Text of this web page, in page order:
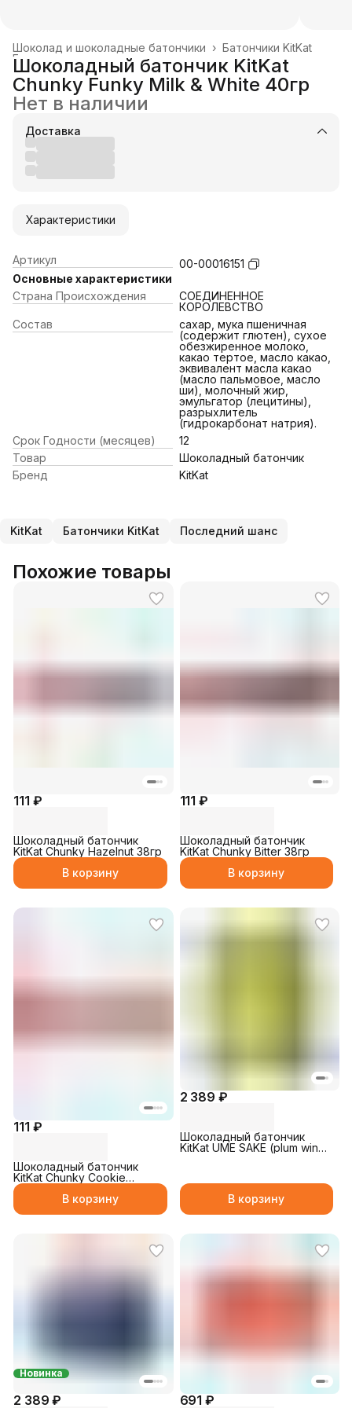
Батончики KitKat
Шоколад и шоколадные батончики ›
Главная
Шоколадный батончик KitKat
Chunky Funky Milk & White 40гр
Нет в наличии
Доставка
Характеристики
Артикул
00-00016151
Основные характеристики
Страна Происхождения
СОЕДИНЕННОЕ
КОРОЛЕВСТВО
Состав
сахар, мука пшеничная
(содержит глютен), сухое
обезжиренное молоко,
какао тертое, масло какао,
эквивалент масла какао
(масло пальмовое, масло
ши), молочный жир,
эмульгатор (лецитины),
разрыхлитель
(гидрокарбонат натрия).
Срок Годности (месяцев)
12
Товар
Шоколадный батончик
Бренд
KitKat
KitKat Батончики KitKat Последний шанс
Похожие товары
111 ₽
Шоколадный батончик
KitKat Chunky Hazelnut 38гр
В корзину
111 ₽
Шоколадный батончик
KitKat Chunky Bitter 38гр
В корзину
111 ₽
Шоколадный батончик
KitKat Chunky Cookie
Crumble 38гр
В корзину
2 389 ₽
Шоколадный батончик
KitKat UME SAKE (plum wine)
В корзину
Новинка
2 389 ₽ 691 ₽